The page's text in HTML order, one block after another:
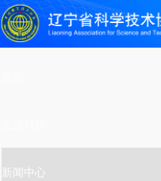
新闻中心